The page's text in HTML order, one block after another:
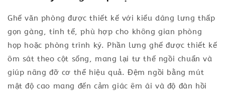
Ghế văn phòng được thiết kế với kiểu dáng lưng thấp
gọn gàng, tinh tế, phù hợp cho không gian phòng
họp hoặc phòng trình ký. Phần lưng ghế được thiết kế
ôm sát theo cột sống, mang lại tư thế ngồi chuẩn và
giúp nâng đỡ cơ thể hiệu quả. Đệm ngồi bằng mút
mật độ cao mang đến cảm giác êm ái và độ đàn hồi